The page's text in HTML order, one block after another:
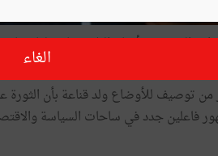
التي هزت أركان البلاد وكانت لها
في شتى مناحي حياة المواطن التونسي ؟
من توصيف للأوضاع ولد قناعة بأن الثورة
فاعلين جدد في ساحات السياسة
الغاء